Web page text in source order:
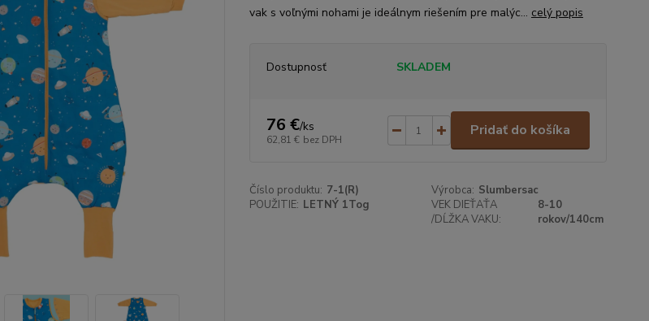
vak s voľnými nohami je ideálnym riešením pre malýc... celý popis
Dostupnosť SKLADEM
76 €/ks
62,81 € bez DPH
Pridať do košíka
Číslo produktu: 7-1(R) Výrobca: Slumbersac
POUŽITIE: LETNÝ 1Tog
VEK DIEŤAŤA
/DĹŽKA VAKU:
8-10
rokov/140cm